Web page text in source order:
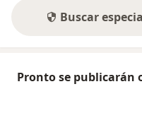
Buscar
Pronto se publicarán